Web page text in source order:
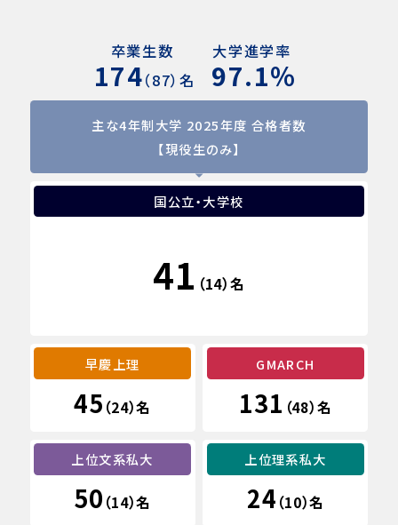
卒業生数
174（87）名
大学進学率
97.1％
主な4年制大学 2025年度 合格者数
【現役生のみ】
国公立・大学校
41 （14）名
早慶上理
45 （24）名
GMARCH
131 （48）名
上位文系私大
50 （14）名
上位理系私大
24 （10）名